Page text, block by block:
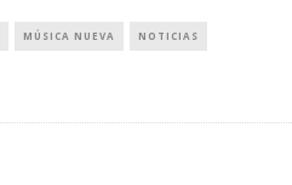
MÚSICA NUEVA NOTICIAS